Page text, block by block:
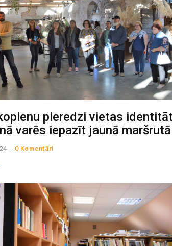
pieredzi vietas
varēs iepazīt jaunā maršrutā
-- 0 Komentāri